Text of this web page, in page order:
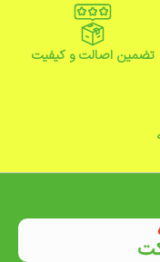
تضمین اصالت و کیفیت